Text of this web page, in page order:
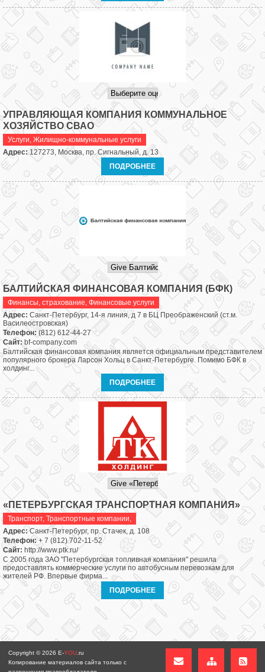
УПРАВЛЯЮЩАЯ КОМПАНИЯ КОММУНАЛЬНОЕ
ХОЗЯЙСТВО СВАО
Услуги, Жилищно-коммунальные услуги
Адрес:127273, Москва, пр. Сигнальный, д. 13
ПОДРОБНЕЕ
БАЛТИЙСКАЯ ФИНАНСОВАЯ КОМПАНИЯ (БФК)
Финансы, страхование, Финансовые услуги
Адрес: Санкт-Петербург, 14-я линия, д 7 в БЦ Преображенский (ст.м.
Василеостровская)
Телефон:(812) 612-44-27
Сайт:bf-company.com
Балтийская финансовая компания является официальным представителем
популярного брокера Ларсон Хольц в Санкт-Петербурге. Помимо БФК в
холдинг...
ПОДРОБНЕЕ
«ПЕТЕРБУРГСКАЯ ТРАНСПОРТНАЯ КОМПАНИЯ»
Транспорт, Транспортные компании,
Адрес:Санкт-Петербург, пр. Стачек, д. 108
Телефон:+ 7 (812) 702-11-52
Сайт: http://www.ptk.ru/
С 2005 года ЗАО "Петербургская топливная компания" решила
предоставлять коммерческие услуги по автобусным перевозкам для
жителей РФ. Впервые фирма...
ПОДРОБНЕЕ
Copyright © 2026 E-YOU .ru
Копирование материалов сайта только с